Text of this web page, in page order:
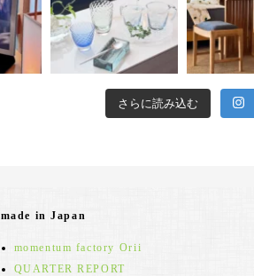
さらに読み込む
made in Japan
momentum factory Orii
QUARTER REPORT